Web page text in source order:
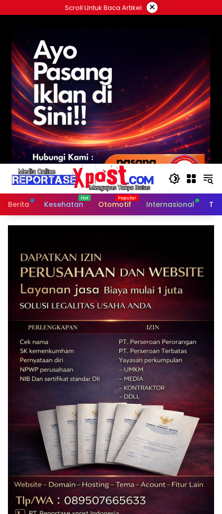
ke
Scroll Untuk Baca Artikel ×
Berita Kesehatan Otomotif Internasional